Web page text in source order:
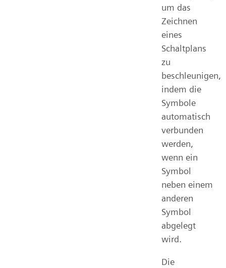
um das
Zeichnen
eines
Schaltplans
zu
beschleunigen,
indem die
Symbole
automatisch
verbunden
werden,
wenn ein
Symbol
neben einem
anderen
Symbol
abgelegt
wird.
Die